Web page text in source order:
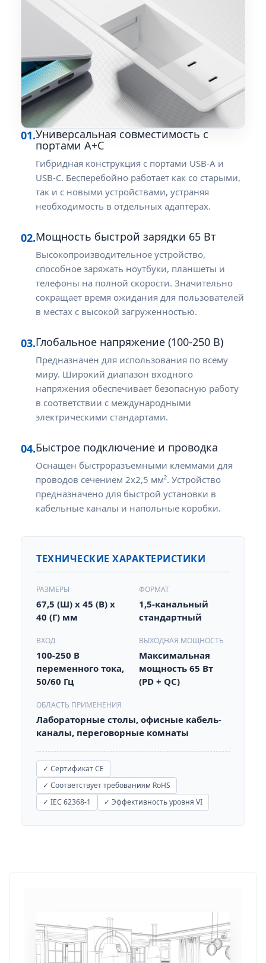
01.Универсальная совместимость с
портами A+C
Гибридная конструкция с портами USB-A и
USB-C. Бесперебойно работает как со старыми,
так и с новыми устройствами, устраняя
необходимость в отдельных адаптерах.
02.Мощность быстрой зарядки 65 Вт
Высокопроизводительное устройство,
способное заряжать ноутбуки, планшеты и
телефоны на полной скорости. Значительно
сокращает время ожидания для пользователей
в местах с высокой загруженностью.
03.Глобальное напряжение (100-250 В)
Предназначен для использования по всему
миру. Широкий диапазон входного
напряжения обеспечивает безопасную работу
в соответствии с международными
электрическими стандартами.
04.Быстрое подключение и проводка
Оснащен быстроразъемными клеммами для
проводов сечением 2х2,5 мм². Устройство
предназначено для быстрой установки в
кабельные каналы и напольные коробки.
ТЕХНИЧЕСКИЕ ХАРАКТЕРИСТИКИ
РАЗМЕРЫ
67,5 (Ш) x 45 (В) x
40 (Г) мм
ФОРМАТ
1,5-канальный
стандартный
ВХОД
100-250 В
переменного тока,
50/60 Гц
ВЫХОДНАЯ МОЩНОСТЬ
Максимальная
мощность 65 Вт
(PD + QC)
ОБЛАСТЬ ПРИМЕНЕНИЯ
Лабораторные столы, офисные кабель-
каналы, переговорные комнаты
✓ Сертификат CE
✓ Соответствует требованиям RoHS
✓ IEC 62368-1
✓ Эффективность уровня VI